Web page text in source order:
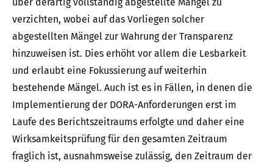
über derartig vollständig abgestellte Mängel zu
verzichten, wobei auf das Vorliegen solcher
abgestellten Mängel zur Wahrung der Transparenz
hinzuweisen ist. Dies erhöht vor allem die Lesbarkeit
und erlaubt eine Fokussierung auf weiterhin
bestehende Mängel. Auch ist es in Fällen, in denen die
Implementierung der DORA-Anforderungen erst im
Laufe des Berichtszeitraums erfolgte und daher eine
Wirksamkeitsprüfung für den gesamten Zeitraum
fraglich ist, ausnahmsweise zulässig, den Zeitraum der